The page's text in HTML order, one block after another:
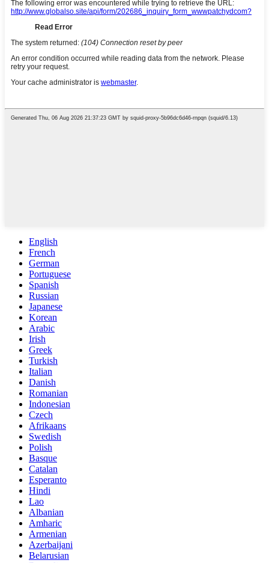
English
French
German
Portuguese
Spanish
Russian
Japanese
Korean
Arabic
Irish
Greek
Turkish
Italian
Danish
Romanian
Indonesian
Czech
Afrikaans
Swedish
Polish
Basque
Catalan
Esperanto
Hindi
Lao
Albanian
Amharic
Armenian
Azerbaijani
Belarusian